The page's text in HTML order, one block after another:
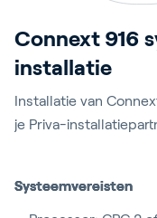
Connext 916
installatie
Installatie van
je Priva-
Systeemvereisten